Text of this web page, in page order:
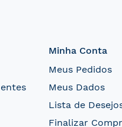
Minha Conta
Meus Pedidos
Meus Dados
Lista de
Finalizar